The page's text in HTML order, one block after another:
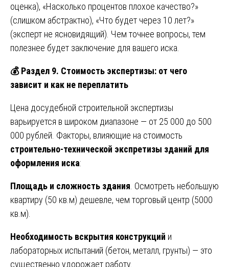
оценка), «Насколько процентов плохое качество?»
(слишком абстрактно), «Что будет через 10 лет?»
(эксперт не ясновидящий). Чем точнее вопросы, тем
полезнее будет заключение для вашего иска.
💰Раздел 9. Стоимость экспертизы: от чего
зависит и как не переплатить
Цена досудебной строительной экспертизы
варьируется в широком диапазоне — от 25 000 до 500
000 рублей. Факторы, влияющие на стоимость
строительно-технической экспретизы зданий для
оформления иска:
Площадь и сложность здания . Осмотреть небольшую
квартиру (50 кв.м) дешевле, чем торговый центр (5000
кв.м).
Необходимость вскрытия конструкций и
лабораторных испытаний (бетон, металл, грунты) — это
существенно удорожает работу.